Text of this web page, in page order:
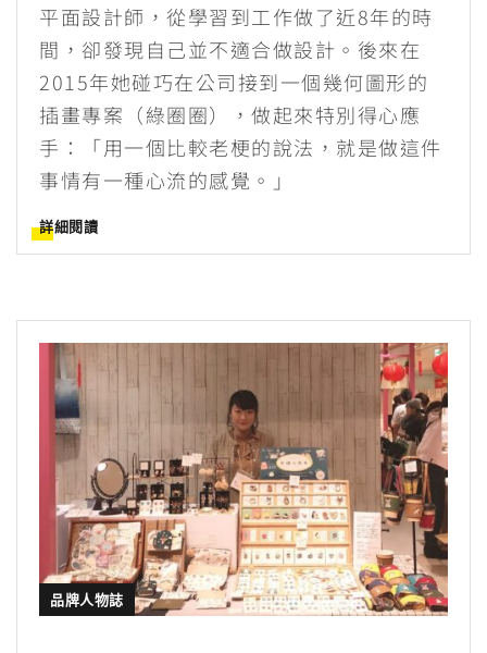
平面設計師，從學習到工作做了近8年的時
間，卻發現自己並不適合做設計。後來在
2015年她碰巧在公司接到一個幾何圖形的
插畫專案（綠圈圈），做起來特別得心應
手：「用一個比較老梗的說法，就是做這件
事情有一種心流的感覺。」
詳細閱讀
品牌人物誌